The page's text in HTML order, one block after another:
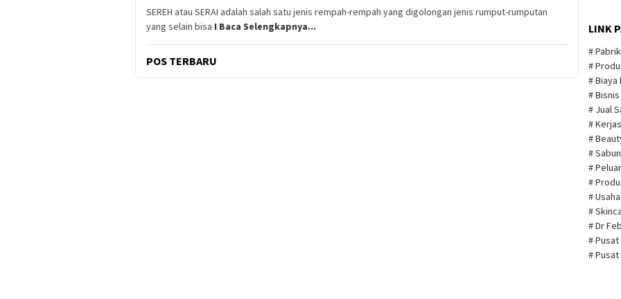
SEREH atau SERAI adalah salah satu jenis rempah-rempah yang digolongan jenis rumput-rumputan
yang selain bisa I Baca Selengkapnya...
POS TERBARU
LINK
#
#
# Biaya
#
# Jual
#
#
#
#
#
#
#
# Dr
#
#